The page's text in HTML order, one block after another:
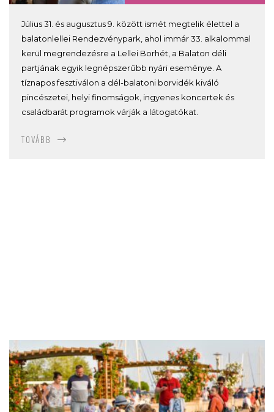
Július 31. és augusztus 9. között ismét megtelik élettel a
balatonlellei Rendezvénypark, ahol immár 33. alkalommal
kerül megrendezésre a Lellei Borhét, a Balaton déli
partjának egyik legnépszerűbb nyári eseménye. A
tíznapos fesztiválon a dél-balatoni borvidék kiváló
pincészetei, helyi finomságok, ingyenes koncertek és
családbarát programok várják a látogatókat.
TOVÁBB